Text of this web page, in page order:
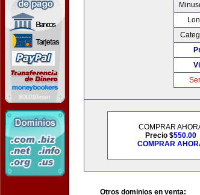
COMPRAR
Precio $550.00
COMPRAR
Otros dominios en venta: